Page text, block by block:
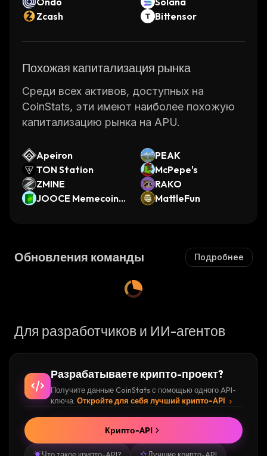
Zcash
Bittensor
Похожая капитализация рынка
Среди всех активов, доступных на
CoinStats, эти имеют наиболее похожую
капитализацию рынка на APU.
Apeiron
PEAK
TON Station
McPepe's
ZMINE
RAKO
JOOCE Memecoin I
MattleFun
Обновления команды Подробнее
Для разработчиков и ИИ-агентов
Разрабатываете крипто-проект?
Получите данные CoinStats с помощью одного API-
ключа. Откройте для себя лучший крипто-API
Крипто-API